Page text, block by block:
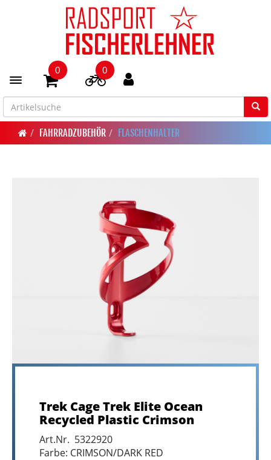
Toggle navigation
0 0
FAHRRADZUBEHÖR FLASCHENHALTER
Trek Cage Trek Elite Ocean
Recycled Plastic Crimson
Art.Nr. 5322920
Farbe: CRIMSON/DARK RED